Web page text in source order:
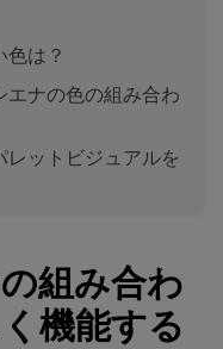
は？
エナの色の組み合わ
ットビジュアルを
組み合わ
機能する